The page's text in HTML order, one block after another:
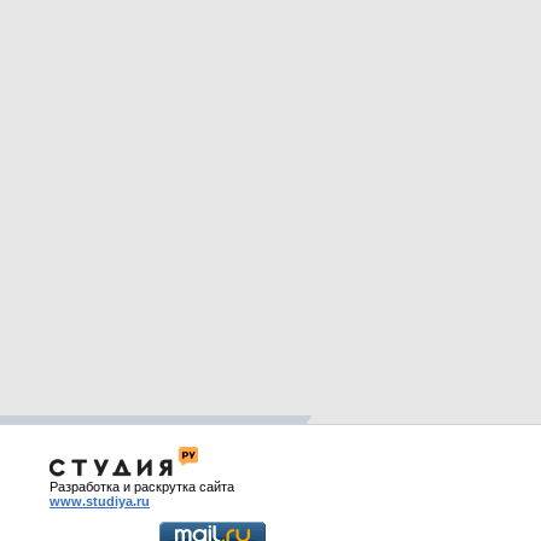
Разработка и раскрутка сайта
www.studiya.ru